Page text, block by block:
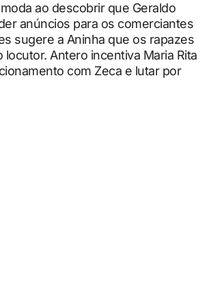
ao descobrir que Geraldo
anúncios para os comerciantes
sugere a Aninha que os rapazes
locutor. Antero incentiva Maria Rita
com Zeca e lutar por